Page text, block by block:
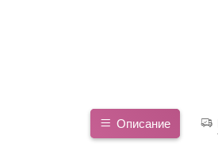
Описание